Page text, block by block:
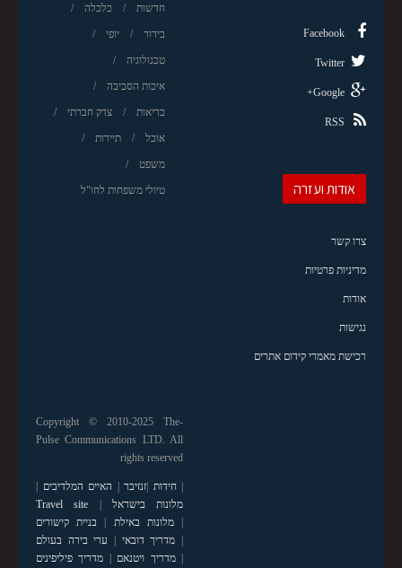
חדשות כלכלה
בידור יופי
טכנולוגיה
איכות הסביבה
בריאות צדק חברתי
אוכל תיירות
משפט
טיולי משפחות לחו"ל
Facebook
Twitter
Google+
RSS
אודות ועזרה
צרו קשר
מדיניות פרטיות
אודות
נגישות
רכישת מאמרי קידום אתרים
Copyright © 2010-2025 The-
Pulse Communications LTD. All
rights reserved
|חידות |זנזיבר | האיים המלדיבים |
מלונות בישראל |
Travel site
|מלונות באילת | בניית קישורים
| מדריך דובאי | ערי בירה בעולם
|מדריך ויטנאם | מדריך פיליפינים